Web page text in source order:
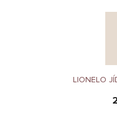
LIONELO